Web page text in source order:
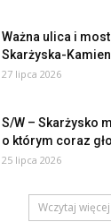
Ważna ulica i
Skarżyska-
27 lipca 2026
S/W – Skarżysko
o którym coraz
25 lipca 2026
Wczytaj więcej